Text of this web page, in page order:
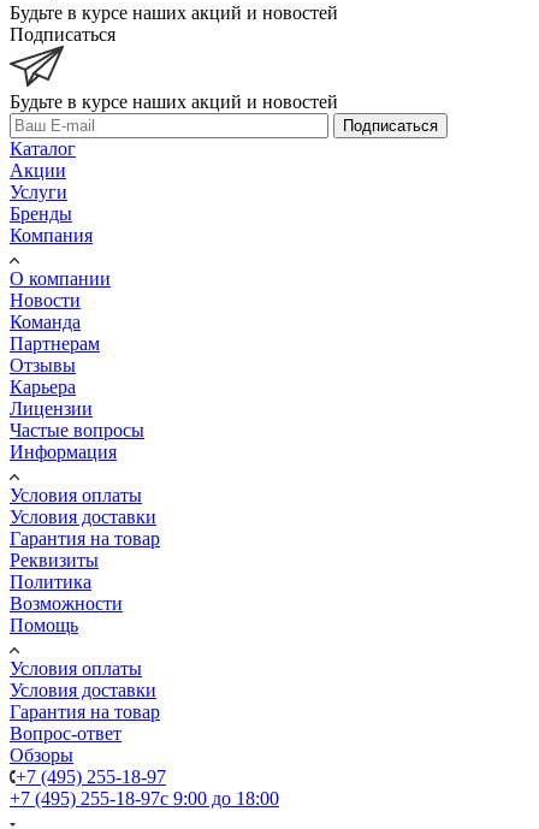
Будьте в курсе наших акций и новостей
Подписаться
Будьте в курсе наших акций и новостей
Подписаться
Каталог
Акции
Услуги
Бренды
Компания
О компании
Новости
Команда
Партнерам
Отзывы
Карьера
Лицензии
Частые вопросы
Информация
Условия оплаты
Условия доставки
Гарантия на товар
Реквизиты
Политика
Возможности
Помощь
Условия оплаты
Условия доставки
Гарантия на товар
Вопрос-ответ
Обзоры
+7 (495) 255-18-97
+7 (495) 255-18-97с 9:00 до 18:00